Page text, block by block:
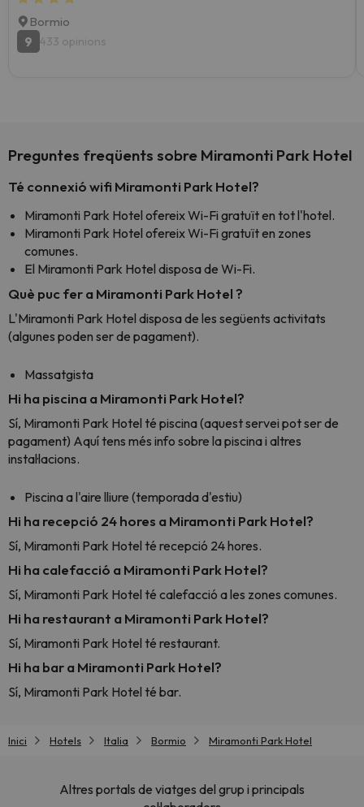
Bormio
9 433 opinions
Preguntes freqüents sobre Miramonti Park Hotel
Té connexió wifi Miramonti Park Hotel?
Miramonti Park Hotel ofereix Wi-Fi gratuït en tot l'hotel.
Miramonti Park Hotel ofereix Wi-Fi gratuït en zones
comunes.
El Miramonti Park Hotel disposa de Wi-Fi.
Què puc fer a Miramonti Park Hotel ?
L'Miramonti Park Hotel disposa de les següents activitats
(algunes poden ser de pagament).
Massatgista
Hi ha piscina a Miramonti Park Hotel?
Sí, Miramonti Park Hotel té piscina (aquest servei pot ser de
pagament) Aquí tens més info sobre la piscina i altres
instal·lacions.
Piscina a l'aire lliure (temporada d'estiu)
Hi ha recepció 24 hores a Miramonti Park Hotel?
Sí, Miramonti Park Hotel té recepció 24 hores.
Hi ha calefacció a Miramonti Park Hotel?
Sí, Miramonti Park Hotel té calefacció a les zones comunes.
Hi ha restaurant a Miramonti Park Hotel?
Sí, Miramonti Park Hotel té restaurant.
Hi ha bar a Miramonti Park Hotel?
Sí, Miramonti Park Hotel té bar.
Inici Hotels Italia Bormio Miramonti Park Hotel
Altres portals de viatges del grup i principals